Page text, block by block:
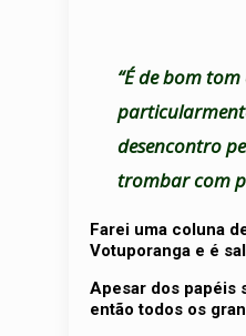
“É de bom
desencontro
trombar com
Farei uma coluna
Votuporanga e é
Apesar dos papéis
então todos os